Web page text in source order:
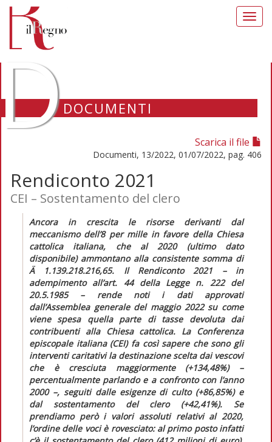
DOCUMENTI
Scarica il file
Documenti, 13/2022, 01/07/2022, pag. 406
Rendiconto 2021
CEI – Sostentamento del clero
Ancora in crescita le risorse derivanti dal
meccanismo dell’8 per mille in favore della Chiesa
cattolica italiana, che al 2020 (ultimo dato
disponibile) ammontano alla consistente somma di
Ä1.139.218.216,65. Il Rendiconto 2021 – in
adempimento all’art. 44 della Legge n. 222 del
20.5.1985 – rende noti i dati approvati
dall’Assemblea generale del maggio 2022 su come
viene spesa quella parte di tasse devoluta dai
contribuenti alla Chiesa cattolica. La Conferenza
episcopale italiana (CEI) fa così sapere che sono gli
interventi caritativi la destinazione scelta dai vescovi
che è cresciuta maggiormente (+134,48%) –
percentualmente parlando e a confronto con l’anno
2000 –, seguiti dalle esigenze di culto (+86,85%) e
dal sostentamento del clero (+42,41%). Se
prendiamo però i valori assoluti relativi al 2020,
l’ordine delle voci è rovesciato: al primo posto infatti